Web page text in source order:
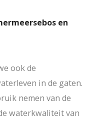
en
ook de
in de gaten.
nemen van de
waterkwaliteit van